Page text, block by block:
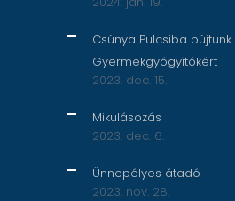
Csúnya Pulcsiba bújtunk
Gyermekgyógyítókért
2023. dec. 15.
Mikulásozás
2023. dec. 6.
Ünnepélyes átadó
2023. nov. 28.